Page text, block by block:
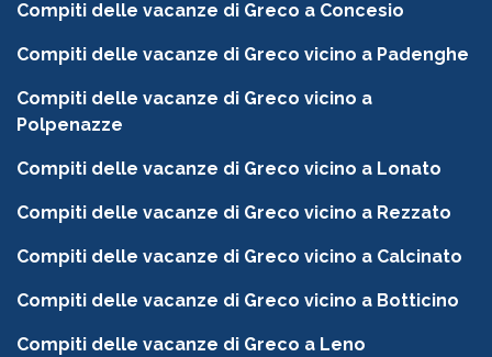
Compiti delle vacanze di Greco a Concesio
Compiti delle vacanze di Greco vicino a Padenghe
Compiti delle vacanze di Greco vicino a
Polpenazze
Compiti delle vacanze di Greco vicino a Lonato
Compiti delle vacanze di Greco vicino a Rezzato
Compiti delle vacanze di Greco vicino a Calcinato
Compiti delle vacanze di Greco vicino a Botticino
Compiti delle vacanze di Greco a Leno